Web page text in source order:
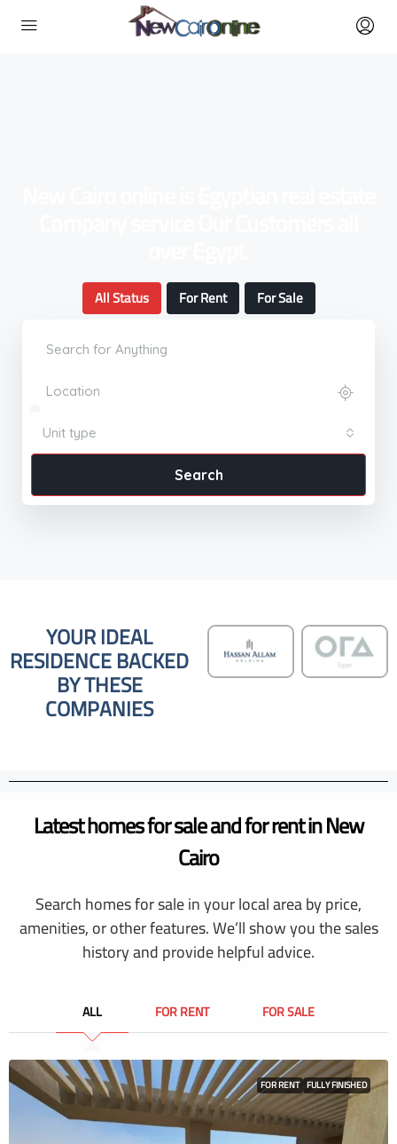
All Status For Rent For Sale
Unit type
Search
YOUR IDEAL
RESIDENCE BACKED
BY THESE
COMPANIES
Latest homes for sale and for rent in New
Cairo
Search homes for sale in your local area by price,
amenities, or other features. We’ll show you the sales
history and provide helpful advice.
ALL FOR RENT FOR SALE
FOR RENT FULLY FINISHED